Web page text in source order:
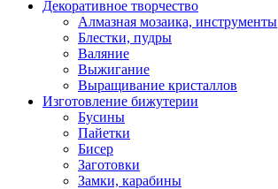
Декоративное творчество
Алмазная мозаика, инструменты
Блестки, пудры
Валяние
Выжигание
Выращивание кристаллов
Изготовление бижутерии
Бусины
Пайетки
Бисер
Заготовки
Замки, карабины